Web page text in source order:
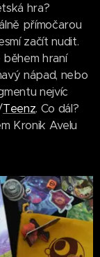
hra?
přímočarou
začít nudit.
hraní
nápad, nebo
nejvíc
Teenz. Co dál?
Kronik Avelu